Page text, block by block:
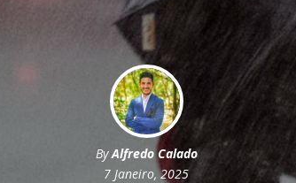
ByAlfredo Calado
7 Janeiro, 2025